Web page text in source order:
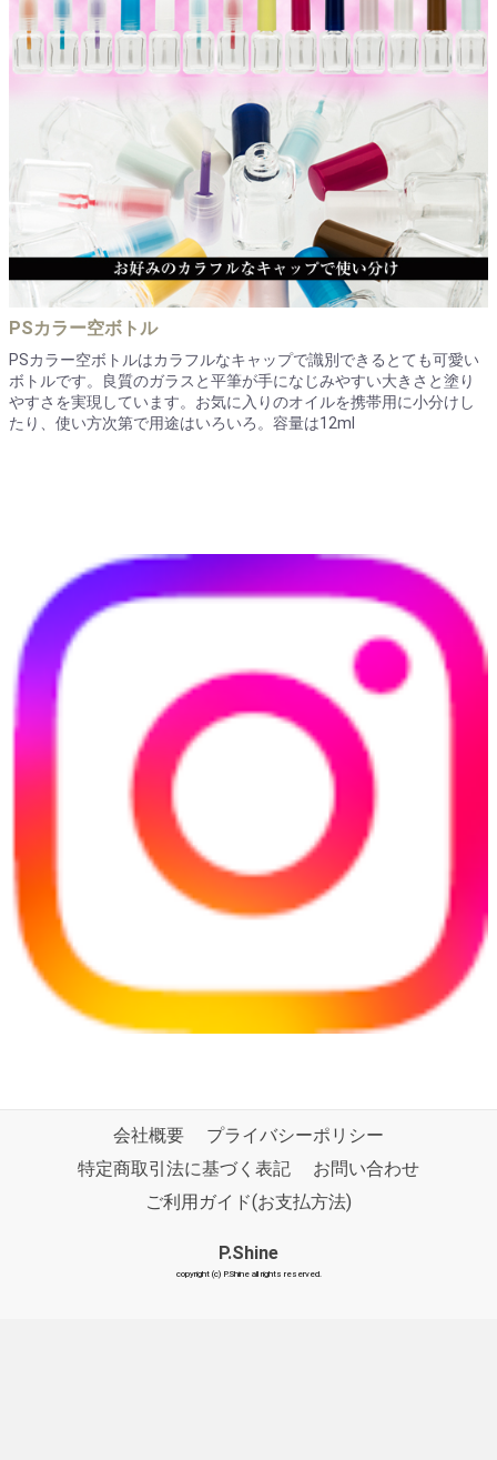
PSカラー空ボトル
PSカラー空ボトルはカラフルなキャップで識別できるとても可愛い
ボトルです。良質のガラスと平筆が手になじみやすい大きさと塗り
やすさを実現しています。お気に入りのオイルを携帯用に小分けし
たり、使い方次第で用途はいろいろ。容量は12ml
会社概要
プライバシーポリシー
特定商取引法に基づく表記
お問い合わせ
ご利用ガイド(お支払方法)
P.Shine
copyright (c) P.Shine all rights reserved.